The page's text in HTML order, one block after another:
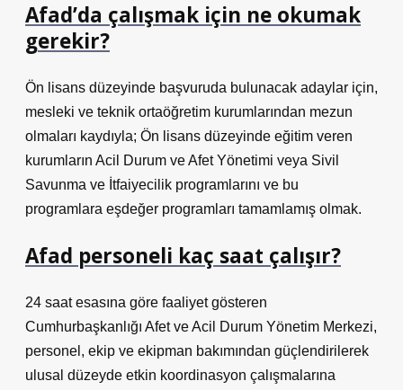
Afad’da çalışmak için ne okumak
gerekir?
Ön lisans düzeyinde başvuruda bulunacak adaylar için,
mesleki ve teknik ortaöğretim kurumlarından mezun
olmaları kaydıyla; Ön lisans düzeyinde eğitim veren
kurumların Acil Durum ve Afet Yönetimi veya Sivil
Savunma ve İtfaiyecilik programlarını ve bu
programlara eşdeğer programları tamamlamış olmak.
Afad personeli kaç saat çalışır?
24 saat esasına göre faaliyet gösteren
Cumhurbaşkanlığı Afet ve Acil Durum Yönetim Merkezi,
personel, ekip ve ekipman bakımından güçlendirilerek
ulusal düzeyde etkin koordinasyon çalışmalarına